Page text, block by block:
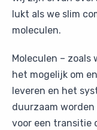
lukt als we slim
moleculen.
Moleculen – zoals
het mogelijk om
leveren en het
duurzaam
voor een transitie